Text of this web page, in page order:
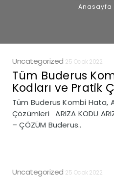
Anasayfa
Uncategorized 25 Ocak 2022
Tüm Buderus
Kodları ve Pratik
Tüm Buderus Kombi Hata,
Çözümleri ARIZA KODU
– ÇÖZÜM Buderus..
Uncategorized 25 Ocak 2022